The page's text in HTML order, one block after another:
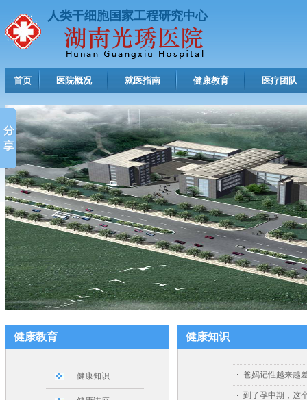
人类干细胞国家工程研究中心
首页 医院概况 就医指南 健康教育 医疗团队
健康教育
健康知识
健康知识
爸妈记性越来越
到了孕中期，这